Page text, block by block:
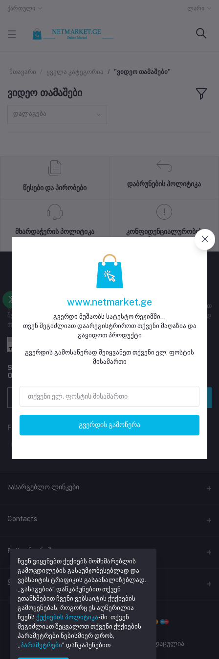
ქართული ლარი
მთავარი ყველა კატეგორია "ვიდეო თამაშები"
ვიდეო თამაშები
დალაგება
წესები და პირობები
დაბრუნების პოლიტიკა
მხარდაჭერის პოლიტიკა
კონფიდენციალურობის
პოლიტიკა
გვერდი ემსახურება ყიდვა გაყიდვას, მაღაზიებს ეძლევათ
შესაძლებლობა დარეგისტრირდნენ და განათავსონ გასაყიდად
თავიანთი პროდუქტი
Subscribe to our newsletter for regular updates about
Offers, Coupons & more
FOLLOW US
სასარგებლო ლინკები
პროგრამული უზრუნველყოფა
Contacts
მისამართი
ქუთაისი, ჭავჭავაძის #41
ტელეფონი
+995 32 205 43 40
ელ. ფოსტა
info@netmarket.ge
Ჩემი ანგარიში
შესვლა
შეკვეთების ისტორია
რჩეული პროდუქტების სია
აკონტროლეთ შეკვეთა
Seller Zone
Become A Seller მაღაზიის რეგისტრაცია
Login to Seller Panel
Powered ByDaxi.ge| ყველა უფლება დაცულია
ჩვენ ვიყენებთ ქუქიებს მომხმარებლის
გამოცდილების გასაუმჯობესებლად და
ვებსაიტის ტრაფიკის გასაანალიზებლად.
„გასაგებია“ დაწკაპუნებით თქვენ
ეთანხმებით ჩვენი ვებსაიტის ქუქიების
გამოყენებას, როგორც ეს აღწერილია
ჩვენს ქუქიების პოლიტიკა-ში. თქვენ
შეგიძლიათ შეცვალოთ თქვენი ქუქიების
პარამეტრები ნებისმიერ დროს,
პარამეტრები“ დაწკაპუნებით.
www.netmarket.ge
გვერდი მუშაობს სატესტო რეჟიმში...
თვენ შეგიძლიათ დაარეგისტრიროთ თქვენი მაღაზია და
გაყიდოთ პროდუქტი
გვერდის გამოსაწერად შეიყვანეთ თქვენი ელ. ფოსტის
მისამართი
გვერდის გამოწერა